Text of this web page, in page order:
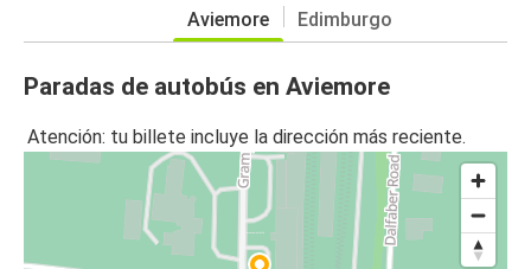
Aviemore Edimburgo
Paradas de autobús en Aviemore
Atención: tu billete incluye la dirección más reciente.